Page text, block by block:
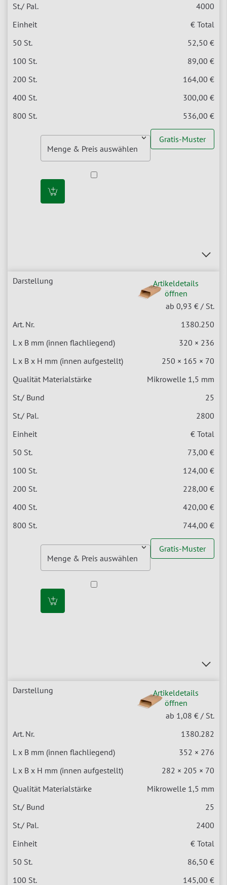
4000
€ Total
52,50 €
89,00 €
164,00 €
300,00 €
536,00 €
Gratis-Muster
Artikeldetails
öffnen
ab 0,93 € / St.
1380.250
320 × 236
250 × 165 × 70
Mikrowelle 1,5 mm
25
2800
€ Total
73,00 €
124,00 €
228,00 €
420,00 €
744,00 €
Gratis-Muster
Artikeldetails
öffnen
ab 1,08 € / St.
1380.282
352 × 276
282 × 205 × 70
Mikrowelle 1,5 mm
25
2400
€ Total
86,50 €
145,00 €